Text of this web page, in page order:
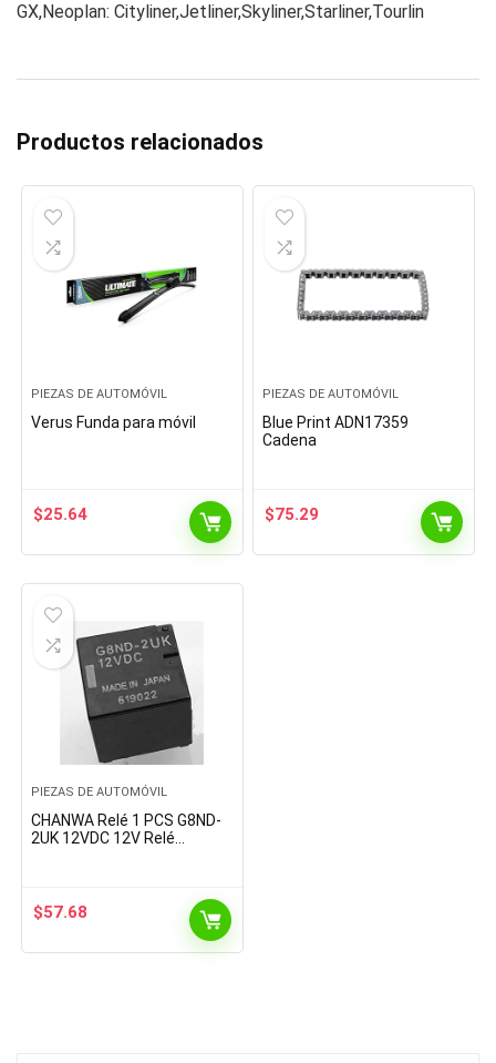
GX,Neoplan: Cityliner,Jetliner,Skyliner,Starliner,Tourlin
Productos relacionados
PIEZAS DE AUTOMÓVIL
Verus Funda para móvil
$25.64
PIEZAS DE AUTOMÓVIL
Blue Print ADN17359
Cadena
$75.29
PIEZAS DE AUTOMÓVIL
CHANWA Relé 1 PCS G8ND-
2UK 12VDC 12V Relé
$57.68